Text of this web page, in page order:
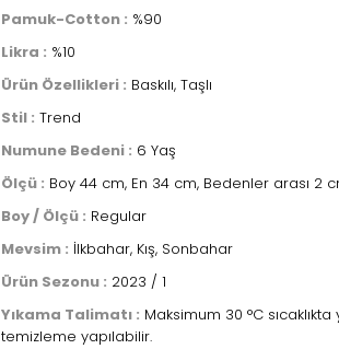
Pamuk-Cotton : %90
Likra : %10
Ürün Özellikleri : Baskılı, Taşlı
Stil : Trend
Numune Bedeni : 6 Yaş
Ölçü : Boy 44 cm, En 34 cm, Bedenler arası 2
Boy / Ölçü : Regular
Mevsim : İlkbahar, Kış, Sonbahar
Ürün Sezonu : 2023 / 1
Yıkama Talimatı : Maksimum 30 °C sıcaklıkta
temizleme yapılabilir.